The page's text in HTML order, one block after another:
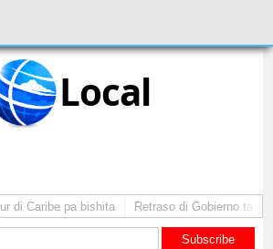
Local
Caribe pa bishita Retraso di Gobierno ta
Subscribe